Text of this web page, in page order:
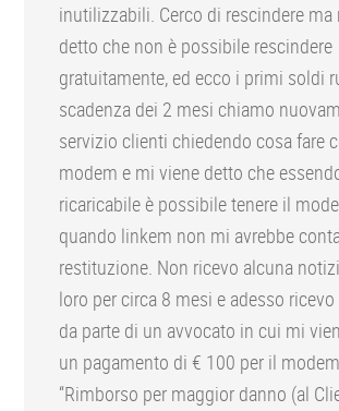
inutilizzabili. Cerco di rescindere ma
detto che non è possibile rescindere
gratuitamente, ed ecco i primi soldi
scadenza dei 2 mesi chiamo
servizio clienti chiedendo cosa fare
modem e mi viene detto che
ricaricabile è possibile tenere il
quando linkem non mi avrebbe
restituzione. Non ricevo alcuna
loro per circa 8 mesi e adesso
da parte di un avvocato in cui mi
un pagamento di € 100 per il
“Rimborso per maggior danno (al